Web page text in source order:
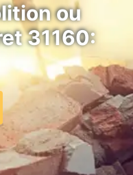
ou
31160: